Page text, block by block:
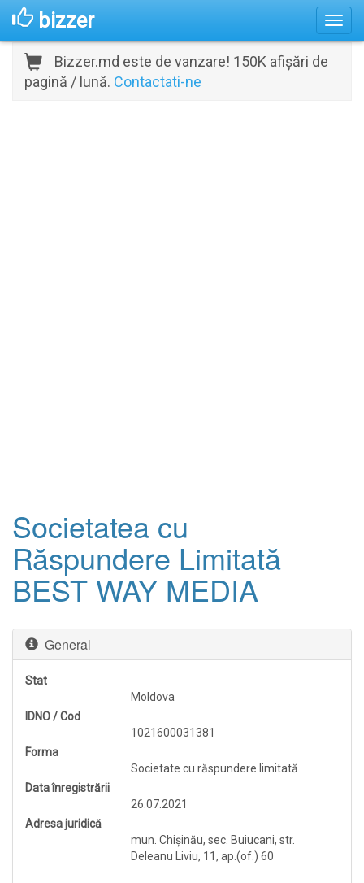
bizzer
Bizzer.md este de vanzare! 150K afișări de
pagină / lună. Contactati-ne
Societatea cu
Răspundere Limitată
BEST WAY MEDIA
General
Stat
Moldova
IDNO / Cod
1021600031381
Forma
Societate cu răspundere limitată
Data înregistrării
26.07.2021
Adresa juridică
mun. Chişinău, sec. Buiucani, str.
Deleanu Liviu, 11, ap.(of.) 60